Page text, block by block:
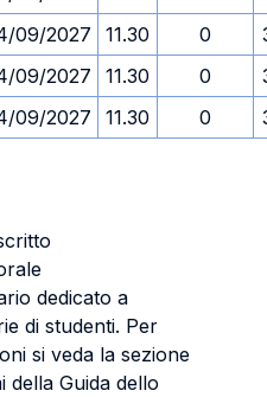
09/2027 11.30 0
09/2027 11.30 0
09/2027 11.30 0
dedicato a
di studenti. Per
si veda la sezione
della Guida dello